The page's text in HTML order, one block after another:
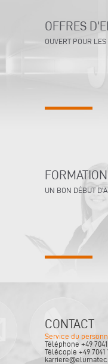
OFFRES
OUVERT POUR
UN BON DÉBUT
CONTACT
Service du
Téléphone +49 7041
Télécopie +49 7041